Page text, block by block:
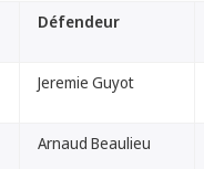
Défendeur
Jeremie Guyot
Arnaud Beaulieu